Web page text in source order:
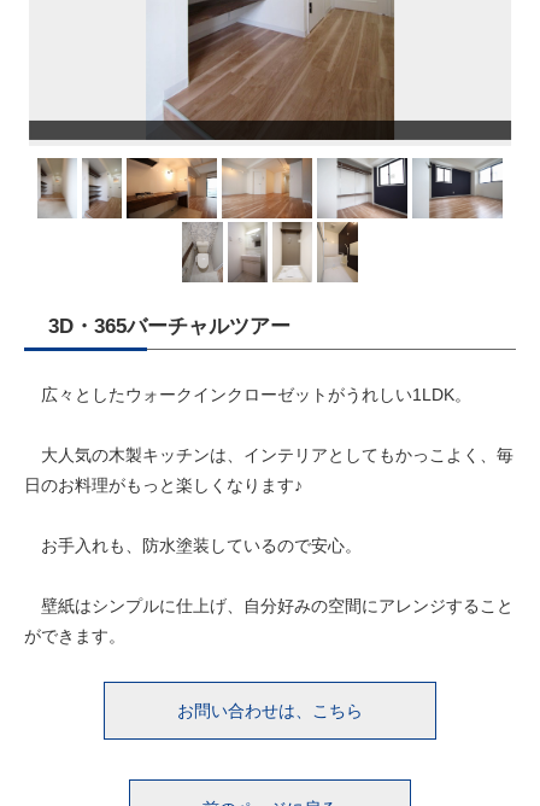
3D・365バーチャルツアー
広々としたウォークインクローゼットがうれしい1LDK。
大人気の木製キッチンは、インテリアとしてもかっこよく、毎
日のお料理がもっと楽しくなります♪
お手入れも、防水塗装しているので安心。
壁紙はシンプルに仕上げ、自分好みの空間にアレンジすること
ができます。
お問い合わせは、こちら